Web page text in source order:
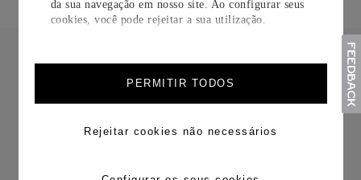
da sua navegação em nosso site. Ao configurar seus
cookies, você pode rejeitar a sua utilização.
PERMITIR TODOS
Rejeitar cookies não necessários